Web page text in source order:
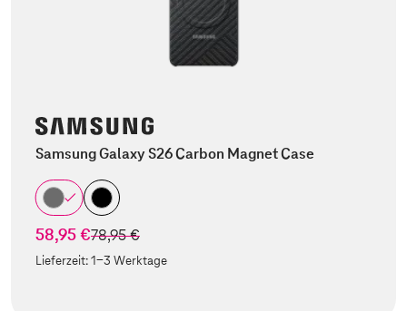
Samsung Galaxy S26 Carbon Magnet Case
58,95 €statt
78,95 €
Lieferzeit:1-3 Werktage